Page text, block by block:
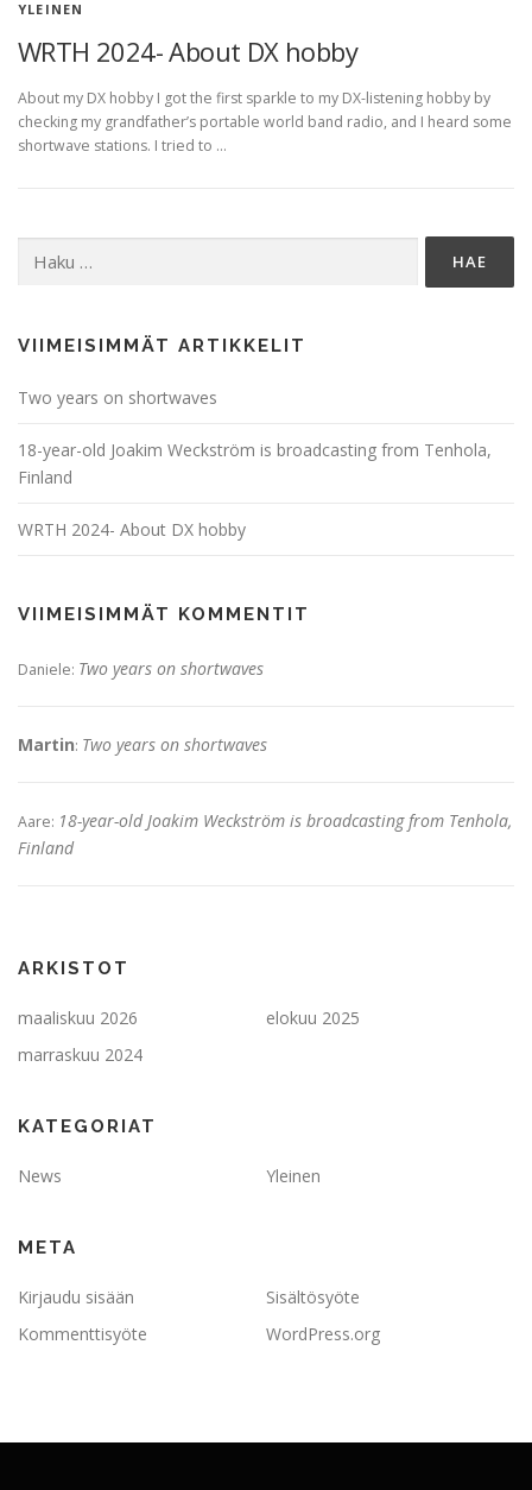
YLEINEN
WRTH 2024- About DX hobby
About my DX hobby I got the first sparkle to my DX-listening hobby by
checking my grandfather’s portable world band radio, and I heard some
shortwave stations. I tried to …
VIIMEISIMMÄT ARTIKKELIT
Two years on shortwaves
18-year-old Joakim Weckström is broadcasting from Tenhola,
Finland
WRTH 2024- About DX hobby
VIIMEISIMMÄT KOMMENTIT
Daniele: Two years on shortwaves
Martin: Two years on shortwaves
Aare: 18-year-old Joakim Weckström is broadcasting from Tenhola,
Finland
ARKISTOT
maaliskuu 2026
elokuu 2025
marraskuu 2024
KATEGORIAT
News Yleinen
META
Kirjaudu sisään
Sisältösyöte
Kommenttisyöte
WordPress.org